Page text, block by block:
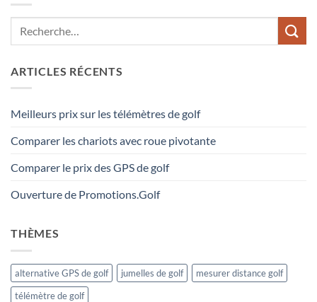
ARTICLES RÉCENTS
Meilleurs prix sur les télémètres de golf
Comparer les chariots avec roue pivotante
Comparer le prix des GPS de golf
Ouverture de Promotions.Golf
THÈMES
alternative GPS de golf jumelles de golf
mesurer distance golf
télémètre de golf